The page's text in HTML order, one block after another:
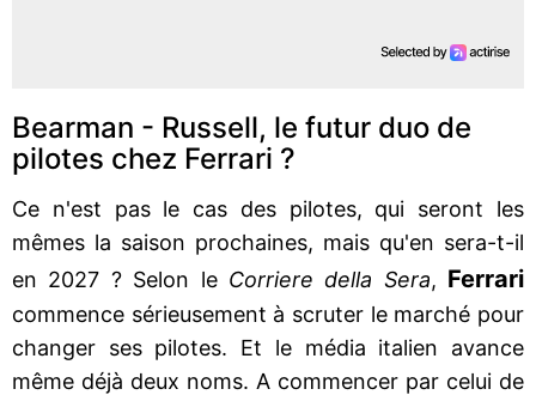
Bearman - Russell, le futur duo de
pilotes chez Ferrari ?
Ce n'est pas le cas des pilotes, qui seront les
mêmes la saison prochaines, mais qu'en sera-t-il
en 2027 ? Selon le Corriere della Sera, Ferrari
commence sérieusement à scruter le marché pour
changer ses pilotes. Et le média italien avance
même déjà deux noms. A commencer par celui de